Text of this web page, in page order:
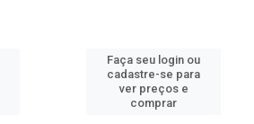
Faça seu login ou
cadastre-se para
ver preços e
comprar